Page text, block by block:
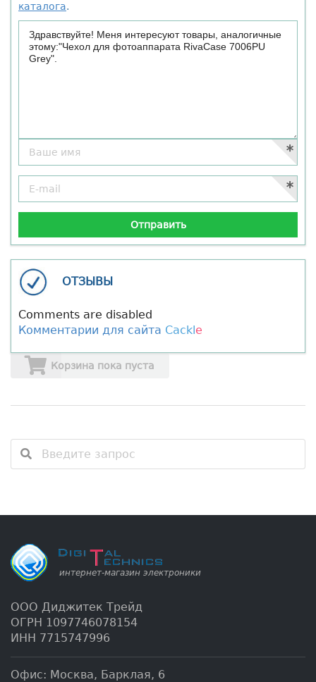
каталога.
ОТЗЫВЫ
Comments are disabled
Комментарии для сайта Cackle
Корзина пока пуста
ООО Диджитек Трейд
ОГРН 1097746078154
ИНН 7715747996
Офис: Москва, Барклая, 6